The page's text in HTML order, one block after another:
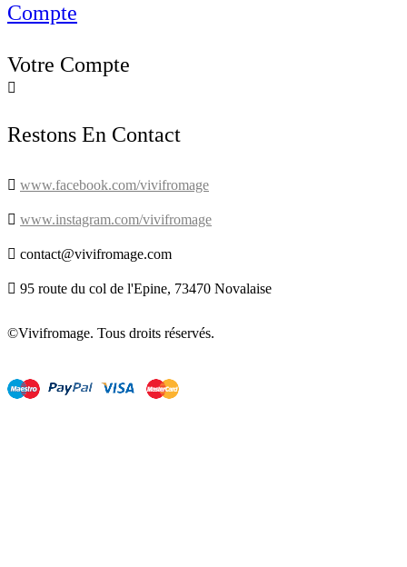
Compte
Votre Compte

Restons En Contact
 www.facebook.com/vivifromage
 www.instagram.com/vivifromage
 contact@vivifromage.com
 95 route du col de l'Epine, 73470 Novalaise
©Vivifromage. Tous droits réservés.